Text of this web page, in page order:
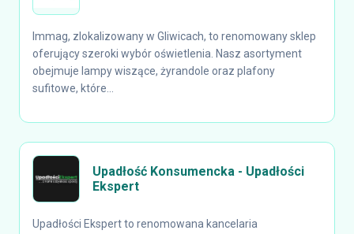
Immag, zlokalizowany w Gliwicach, to renomowany sklep
oferujący szeroki wybór oświetlenia. Nasz asortyment
obejmuje lampy wiszące, żyrandole oraz plafony
sufitowe, które...
Upadłość Konsumencka - Upadłości
Ekspert
Upadłości Ekspert to renomowana kancelaria